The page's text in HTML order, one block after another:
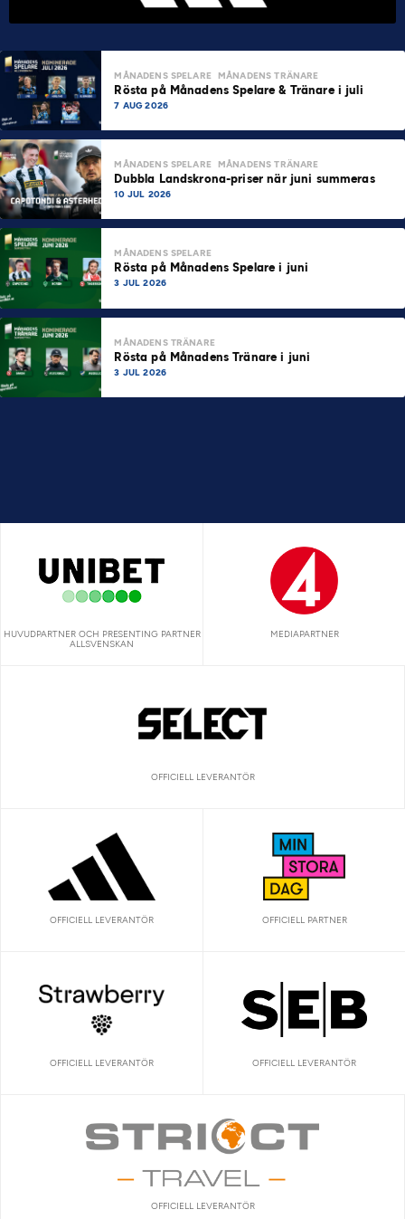
MÅNADENS SPELARE MÅNADENS TRÄNARE
Rösta på Månadens Spelare & Tränare i juli
7 AUG 2026
MÅNADENS SPELARE MÅNADENS TRÄNARE
Dubbla Landskrona-priser när juni summeras
10 JUL 2026
MÅNADENS SPELARE
Rösta på Månadens Spelare i juni
3 JUL 2026
MÅNADENS TRÄNARE
Rösta på Månadens Tränare i juni
3 JUL 2026
HUVUDPARTNER OCH PRESENTING PARTNER
ALLSVENSKAN
MEDIAPARTNER
OFFICIELL LEVERANTÖR
OFFICIELL LEVERANTÖR OFFICIELL PARTNER
OFFICIELL LEVERANTÖR OFFICIELL LEVERANTÖR
OFFICIELL LEVERANTÖR